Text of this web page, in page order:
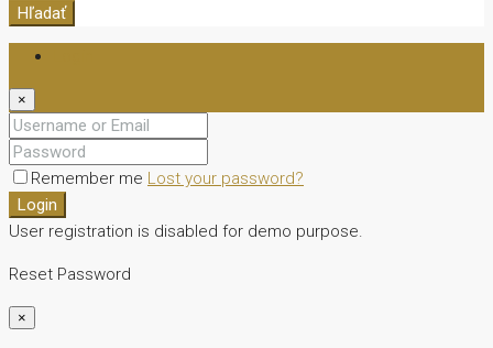
Hľadať
×
Remember me Lost your password?
Login
User registration is disabled for demo purpose.
Reset Password
×